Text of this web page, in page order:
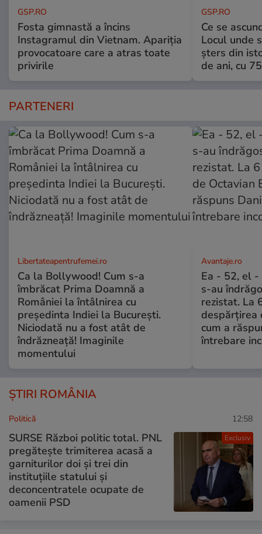
GSP.RO
Fosta gimnastă a încins
Instagramul din Vietnam. Apariția
provocatoare care a atras toate
privirile
GSP.RO
Ce se
Locul unde
șters din
de ani, cu
PARTENERI
Libertateapentrufemei.ro
Ca la Bollywood! Cum s-a
îmbrăcat Prima Doamnă a
României la întâlnirea cu
președinta Indiei la București.
Niciodată nu a fost atât de
îndrăzneață! Imaginile
momentului
Avantaje.ro
Ea - 52, el -
s-au
rezistat. La
despărțirea
cum a
întrebare
ȘTIRI ROMÂNIA
Exclusiv
Politică 12:58
SURSE Război politic total. PNL
pregătește trimiterea acasă a
garniturilor doi și trei din
instituțiile statului și
deconcentratele ocupate de
oamenii PSD